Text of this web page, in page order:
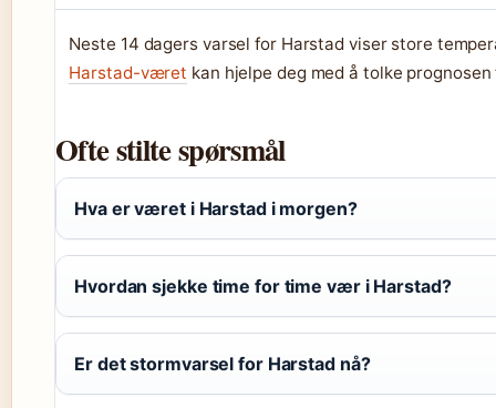
Neste 14 dagers varsel for Harstad viser store
Harstad-været kan hjelpe deg med å tolke
Ofte stilte spørsmål
Hva er været i Harstad i morgen?
Hvordan sjekke time for time vær i Harstad?
Er det stormvarsel for Harstad nå?